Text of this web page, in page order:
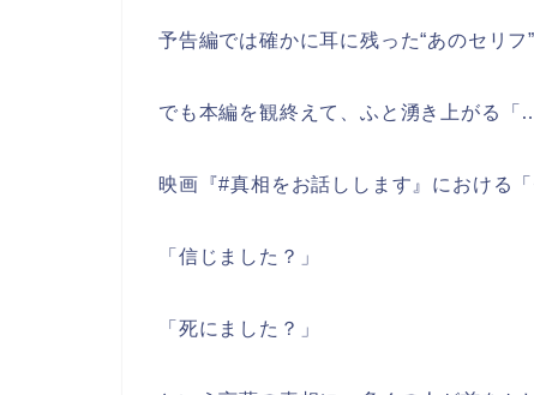
予告編では確かに耳に残った“あのセリフ”
でも本編を観終えて、ふと湧き上がる「
映画『#真相をお話しします』における
「信じました？」
「死にました？」